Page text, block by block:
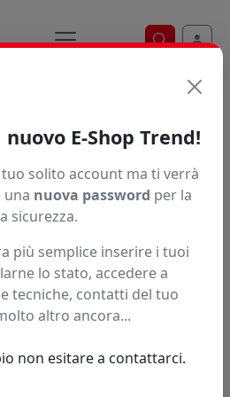
Ricerca
dal 1997
E-Shop Trend!
solito account ma ti verrà
una nuova password per la
sicurezza.
più semplice inserire i tuoi
lo stato, accedere a
tecniche, contatti del tuo
altro ancora...
non esitare a contattarci.